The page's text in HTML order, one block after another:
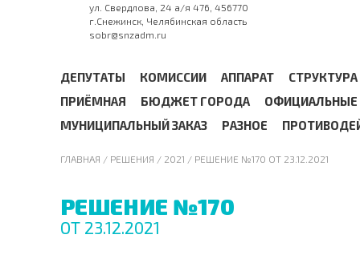
ул. Свердлова, 24 а/я 476, 456770
г.Снежинск, Челябинская область
sobr@snzadm.ru
ДЕПУТАТЫ КОМИССИИ АППАРАТ
ПРИЁМНАЯ
БЮДЖЕТ ГОРОДА
ОФИЦИАЛЬНЫЕ
МУНИЦИПАЛЬНЫЙ ЗАКАЗ
РАЗНОЕ
ГЛАВНАЯ / РЕШЕНИЯ / 2021 / РЕШЕНИЕ №170 ОТ 23.12.2021
РЕШЕНИЕ №170
ОТ 23.12.2021